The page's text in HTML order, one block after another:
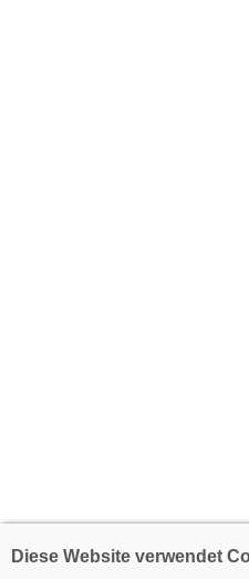
Diese Website verwendet